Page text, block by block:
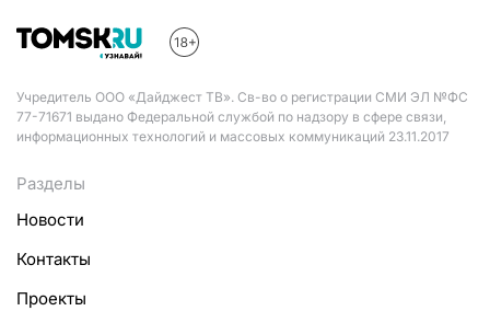
Учредитель ООО «Дайджест ТВ». Св-во о регистрации СМИ ЭЛ №ФС
77-71671 выдано Федеральной службой по надзору в сфере связи,
информационных технологий и массовых коммуникаций 23.11.2017
Разделы
Новости
Контакты
Проекты